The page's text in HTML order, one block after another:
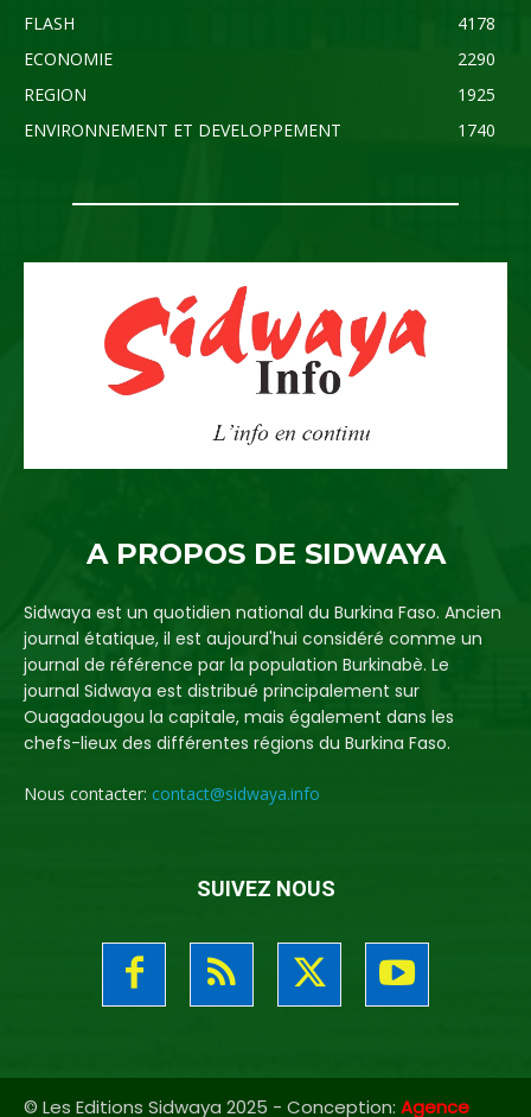
FLASH
4178
ECONOMIE
2290
REGION
1925
ENVIRONNEMENT ET DEVELOPPEMENT
1740
A PROPOS DE SIDWAYA
Sidwaya est un quotidien national du Burkina Faso. Ancien
journal étatique, il est aujourd'hui considéré comme un
journal de référence par la population Burkinabè. Le
journal Sidwaya est distribué principalement sur
Ouagadougou la capitale, mais également dans les
chefs-lieux des différentes régions du Burkina Faso.
Nous contacter: contact@sidwaya.info
SUIVEZ NOUS
© Les Editions Sidwaya 2025 - Conception: Agence